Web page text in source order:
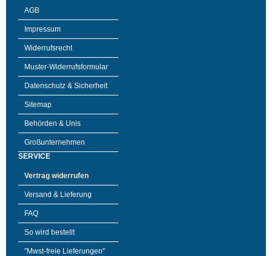
AGB
Impressum
Widerrufsrecht
Muster-Widerrufsformular
Datenschutz & Sicherheit
Sitemap
Behörden & Unis
Großunternehmen
SERVICE
Vertrag widerrufen
Versand & Lieferung
FAQ
So wird bestellt
"Mwst-freie Lieferungen"